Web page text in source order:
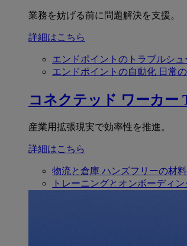
業務を妨げる前に問題解決を支援。
詳細はこちら
エンドポイントのトラブルシ
エンドポイントの自動化 日常
コネクテッド ワーカー
産業用拡張現実で効率性を推進。
詳細はこちら
物流と倉庫 ハンズフリーの材
トレーニングとオンボーディン